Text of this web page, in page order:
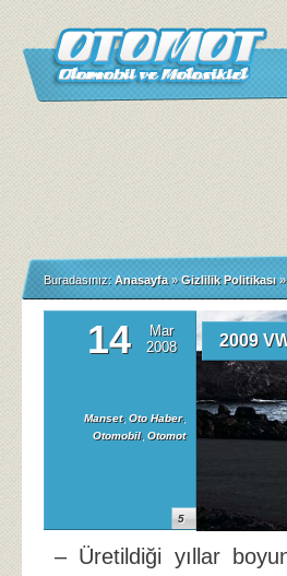
Buradasınız: Anasayfa » Gizlilik Politikası »
14
Mar
2008
Manset, Oto Haber,
Otomobil, Otomot
5
2009
– Üretildiği yıllar